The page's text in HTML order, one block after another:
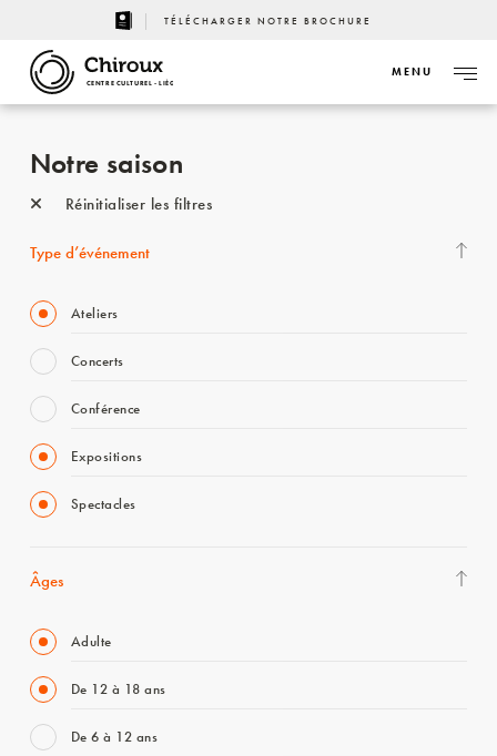
TÉLÉCHARGER NOTRE BROCHURE
CENTRE CULTUREL - LIÈGE
MENU
Notre saison
Réinitialiser les filtres
Type d’événement
Ateliers
Concerts
Conférence
Expositions
Spectacles
Âges
Adulte
De 12 à 18 ans
De 6 à 12 ans